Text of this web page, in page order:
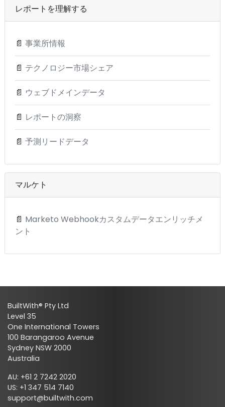
レポートを理解する
📄 事業所情報
📄 テクノロジー市場シェア
📄 ウェブドメインデータ
📄 レポートの洞察
📄 予測リードデータ
マルケト
📄 Marketo Webhookカスタムデータエンリッチメ
ント
BuiltWith® Pty Ltd
Level 35
One International Towers
100 Barangaroo Avenue
Sydney NSW 2000
Australia
AU: +61 2 7242 2020
US: +1 347 514 7140
support@builtwith.com